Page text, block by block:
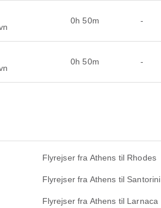
0h 50m -
0h 50m -
Flyrejser fra Athens til Rhodes
Flyrejser fra Athens til Santorini
Flyrejser fra Athens til Larnaca